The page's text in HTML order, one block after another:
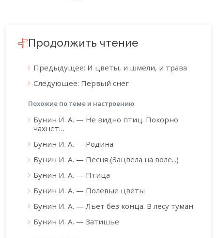
Продолжить чтение
Предыдущее: И цветы, и шмели, и трава
Следующее: Первый снег
Похожие по теме и настроению
Бунин И. А. — Не видно птиц. Покорно
чахнет…
Бунин И. А. — Родина
Бунин И. А. — Песня (Зацвела на воле...)
Бунин И. А. — Птица
Бунин И. А. — Полевые цветы
Бунин И. А. — Льет без конца. В лесу туман
Бунин И. А. — Затишье